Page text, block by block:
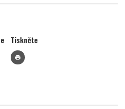
Tiskněte
print